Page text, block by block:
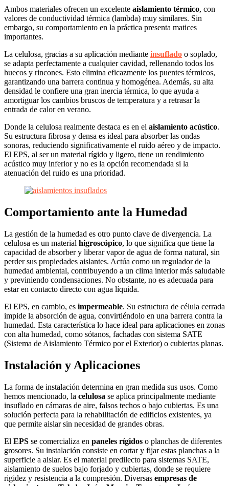
Ambos materiales ofrecen un excelente aislamiento térmico, con
valores de conductividad térmica (lambda) muy similares. Sin
embargo, su comportamiento en la práctica presenta matices
importantes.
La celulosa, gracias a su aplicación mediante insuflado o soplado,
se adapta perfectamente a cualquier cavidad, rellenando todos los
huecos y rincones. Esto elimina eficazmente los puentes térmicos,
garantizando una barrera continua y homogénea. Además, su alta
densidad le confiere una gran inercia térmica, lo que ayuda a
amortiguar los cambios bruscos de temperatura y a retrasar la
entrada de calor en verano.
Donde la celulosa realmente destaca es en el aislamiento acústico.
Su estructura fibrosa y densa es ideal para absorber las ondas
sonoras, reduciendo significativamente el ruido aéreo y de impacto.
El EPS, al ser un material rígido y ligero, tiene un rendimiento
acústico muy inferior y no es la opción recomendada si la
atenuación del ruido es una prioridad.
Comportamiento ante la Humedad
La gestión de la humedad es otro punto clave de divergencia. La
celulosa es un material higroscópico, lo que significa que tiene la
capacidad de absorber y liberar vapor de agua de forma natural, sin
perder sus propiedades aislantes. Actúa como un regulador de la
humedad ambiental, contribuyendo a un clima interior más saludable
y previniendo condensaciones. No obstante, no es adecuada para
estar en contacto directo con agua líquida.
El EPS, en cambio, es impermeable. Su estructura de célula cerrada
impide la absorción de agua, convirtiéndolo en una barrera contra la
humedad. Esta característica lo hace ideal para aplicaciones en zonas
con alta humedad, como sótanos, fachadas con sistema SATE
(Sistema de Aislamiento Térmico por el Exterior) o cubiertas planas.
Instalación y Aplicaciones
La forma de instalación determina en gran medida sus usos. Como
hemos mencionado, la celulosa se aplica principalmente mediante
insuflado en cámaras de aire, falsos techos o bajo cubiertas. Es una
solución perfecta para la rehabilitación de edificios existentes, ya
que permite aislar sin necesidad de grandes obras.
El EPS se comercializa en paneles rígidos o planchas de diferentes
grosores. Su instalación consiste en cortar y fijar estas planchas a la
superficie a aislar. Es el material predilecto para sistemas SATE,
aislamiento de suelos bajo forjado y cubiertas, donde se requiere
rigidez y resistencia a la compresión. Diversas empresas de